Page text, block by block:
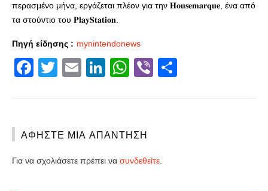
περασμένο μήνα, εργάζεται πλέον για την 𝐇𝐨𝐮𝐬𝐞𝐦𝐚𝐫𝐪𝐮𝐞, ένα από
τα στούντιο του 𝐏𝐥𝐚𝐲𝐒𝐭𝐚𝐭𝐢𝐨𝐧.
Πηγή είδησης : mynintendonews
Facebook
Twitter
EmailLinkedIn
WhatsApp
Viber
ΑΦΉΣΤΕ ΜΙΑ ΑΠΆΝΤΗΣΗ
Για να σχολιάσετε πρέπει να συνδεθείτε